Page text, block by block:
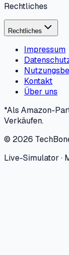
Rechtliches
Rechtliches
Impressum
Kontakt
Über uns
*Als Amazon-
Verkäufen.
© 2026
Live-Simulator ·